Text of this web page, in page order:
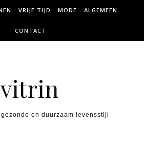
VRIJE TIJD MODE ALGEMEEN
CONTACT
vitrin
en duurzaam levensstijl